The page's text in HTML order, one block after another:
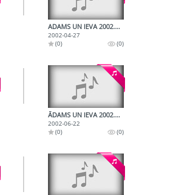
ADAMS UN IEVA 2002.04.27.
2002-04-27
(0)
(0)
ĀDAMS UN IEVA 2002.06.22.
2002-06-22
(0)
(0)